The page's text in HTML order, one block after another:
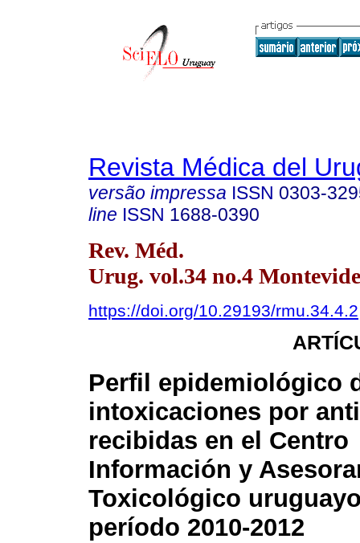
Revista Médica del
versão impressa ISSN 0303-
line ISSN 1688-0390
Rev. Méd.
Urug. vol.34 no.4
https://doi.org/10.29193/rmu.34.4.2
Perfil epidemiológico
intoxicaciones por
recibidas en el Centro
Información y
Toxicológico
período 2010-2012